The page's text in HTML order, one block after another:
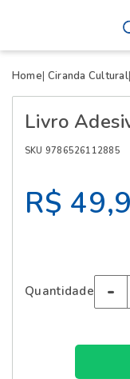
Home Ciranda Cultural
Livro
SKU 9786526112885
R$
Quantidade -